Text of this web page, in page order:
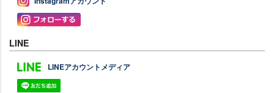
LINE
LINEアカウントメディア